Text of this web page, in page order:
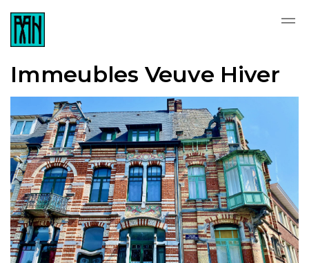
Immeubles Veuve Hiver